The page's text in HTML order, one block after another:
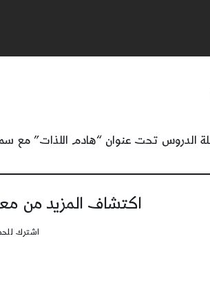
الدروس تحت عنوان “هادم اللذات” مع
اكتشاف المزيد من
اشترك